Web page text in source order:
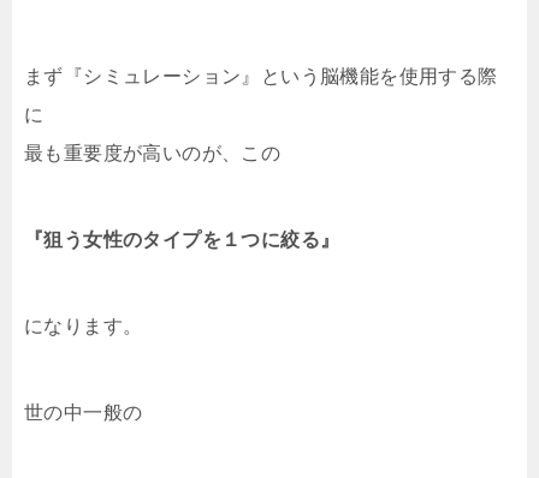
まず『シミュレーション』という脳機能を使用する際
に
最も重要度が高いのが、この
『狙う女性のタイプを１つに絞る』
になります。
世の中一般の